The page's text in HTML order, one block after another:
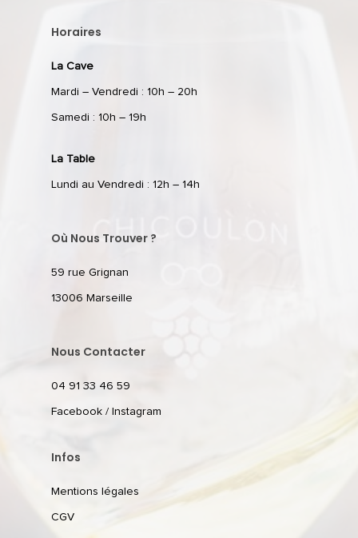
Horaires
La Cave
Mardi – Vendredi : 10h – 20h
Samedi : 10h – 19h
La Table
Lundi au Vendredi : 12h – 14h
Où Nous Trouver ?
59 rue Grignan
13006 Marseille
Nous Contacter
04 91 33 46 59
Facebook / Instagram
Infos
Mentions légales
CGV